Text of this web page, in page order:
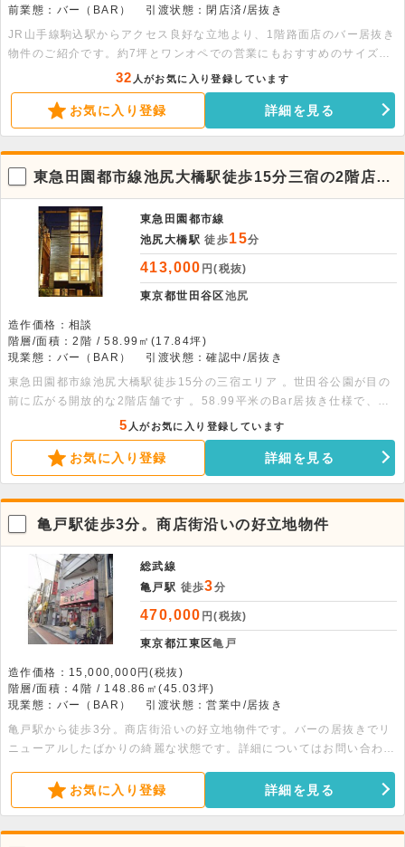
前業態：バー（BAR）
引渡状態：閉店済/居抜き
JR山手線駒込駅からアクセス良好な立地より、1階路面店のバー居抜き
物件のご紹介です。約7坪とワンオペでの営業にもおすすめのサイズ感
です。店内にはカウンターなどの造作が残っているため、初期費用を抑
えてスピーディな開業が可能です。深夜0時までの営業も可能で、落ち
着いた雰囲気の隠れ家バーやカフェ等にぴったり。人気の駒込エリアと
なりますので、ぜひお早めにご検討ください。
32 人がお気に入り登録しています
お気に入り登録 詳細を見る
東急田園都市線池尻大橋駅徒歩15分三宿の2階店
舗、緑広がる好条件のBar物件
東急田園都市線
池尻大橋駅 徒歩15分
413,000 円(税抜)
東京都世田谷区池尻
造作価格：相談
階層/面積：2階 / 58.99㎡(17.84坪)
現業態：バー（BAR）
引渡状態：確認中/居抜き
東急田園都市線池尻大橋駅徒歩15分の三宿エリア 。世田谷公園が目の
前に広がる開放的な2階店舗です 。58.99平米のBar居抜き仕様で、初
期費用を抑えて出店可能 。24時間利用でき、幅広い業態におすすめで
す 。
5 人がお気に入り登録しています
お気に入り登録 詳細を見る
亀戸駅徒歩3分。商店街沿いの好立地物件
総武線
亀戸駅 徒歩3分
470,000 円(税抜)
東京都江東区亀戸
造作価格：15,000,000円(税抜)
階層/面積：4階 / 148.86㎡(45.03坪)
現業態：バー（BAR）
引渡状態：営業中/居抜き
亀戸駅から徒歩3分。商店街沿いの好立地物件です。バーの居抜きでリ
ニューアルしたばかりの綺麗な状態です。詳細についてはお問い合わせ
お気に入り登録 詳細を見る